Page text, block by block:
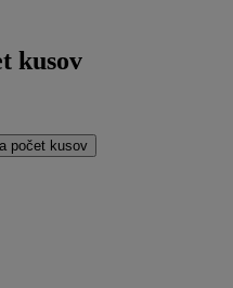
kusov
počet kusov